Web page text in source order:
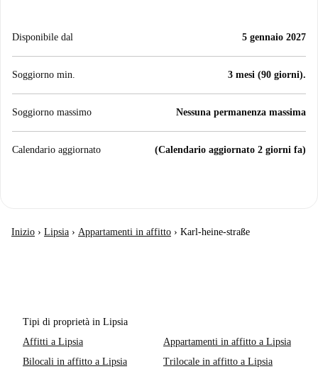
Disponibile dal 5 gennaio 2027
Soggiorno min. 3 mesi (90 giorni).
Soggiorno massimo Nessuna permanenza massima
Calendario aggiornato (Calendario aggiornato 2 giorni fa)
Inizio › Lipsia › Appartamenti in affitto › Karl-heine-straße
Tipi di proprietà in Lipsia
Affitti a Lipsia
Appartamenti in affitto a Lipsia
Bilocali in affitto a Lipsia
Trilocale in affitto a Lipsia